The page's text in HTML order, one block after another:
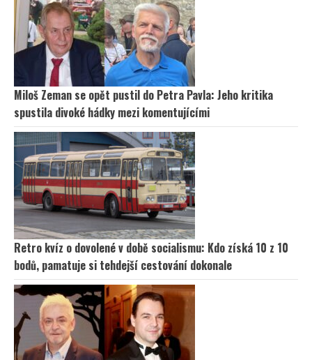
Miloš Zeman se opět pustil do Petra Pavla: Jeho kritika
spustila divoké hádky mezi komentujícími
Retro kvíz o dovolené v době socialismu: Kdo získá 10 z 10
bodů, pamatuje si tehdejší cestování dokonale